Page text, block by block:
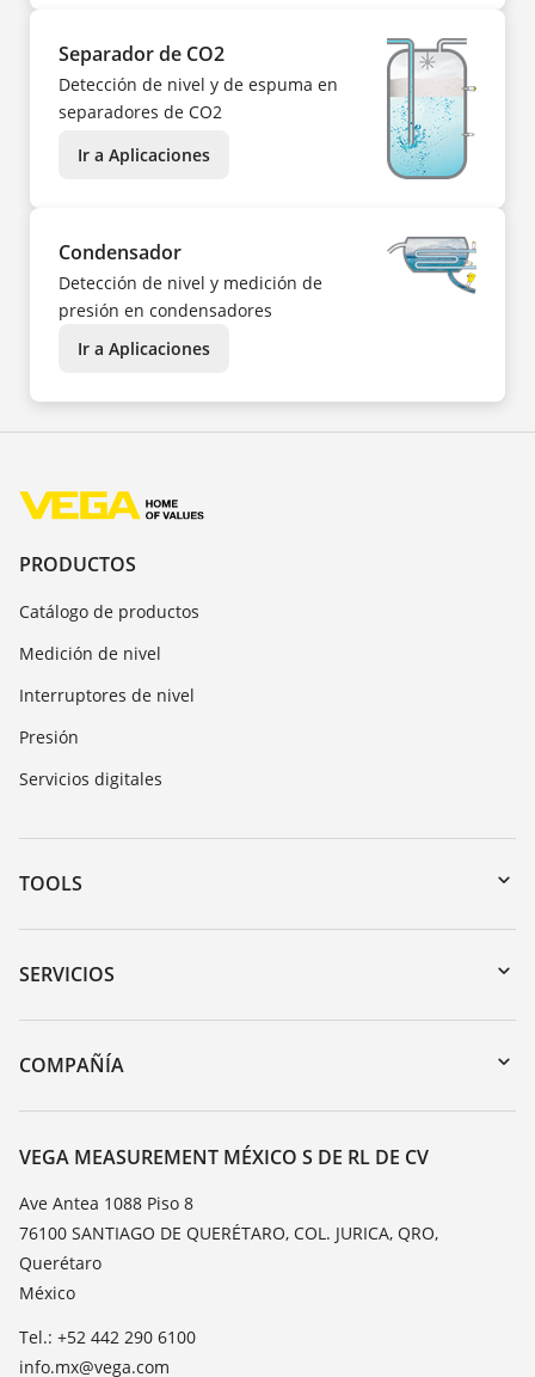
Separador de CO2
Detección de nivel y de espuma en
separadores de CO2
Ir a Aplicaciones
Condensador
Detección de nivel y medición de
presión en condensadores
Ir a Aplicaciones
PRODUCTOS
Catálogo de productos
Medición de nivel
Interruptores de nivel
Presión
Servicios digitales
TOOLS
Zona de descarga
Búsqueda por número de serie
DTM Collection/PACTware
SERVICIOS
Devolución de instrumentos
Cursos de formacion
Lista de resistencias
TeamViewer
COMPAÑÍA
Acerca de VEGA
Contacto
Notícias
Prensa
Blog
VEGA MEASUREMENT MÉXICO S DE RL DE CV
Ave Antea 1088 Piso 8
76100 SANTIAGO DE QUERÉTARO, COL. JURICA, QRO,
Querétaro
México
Tel.: +52 442 290 6100
info.mx@vega.com